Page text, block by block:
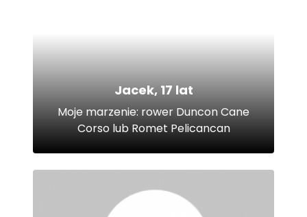
Jacek, 17 lat
Moje marzenie: rower Duncon Cane
Corso lub Romet Pelicancan